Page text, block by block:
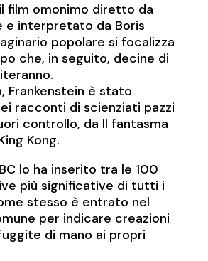
film omonimo diretto da
e interpretato da Boris
popolare si focalizza
che, in seguito, decine di
Frankenstein è stato
racconti di scienziati pazzi
controllo, da Il fantasma
Kong.
lo ha inserito tra le 100
più significative di tutti i
stesso è entrato nel
per indicare creazioni
di mano ai propri